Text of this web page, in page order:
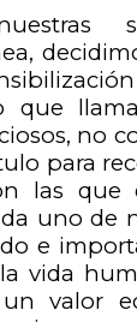
no
para
las que
uno de
e
vida
valor